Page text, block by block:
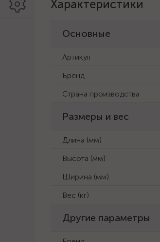
Характеристики
Основные
Артикул
Бренд
Страна производства
Размеры и вес
Длина (мм)
Высота (мм)
Ширина (мм)
Вес (кг)
Другие параметры